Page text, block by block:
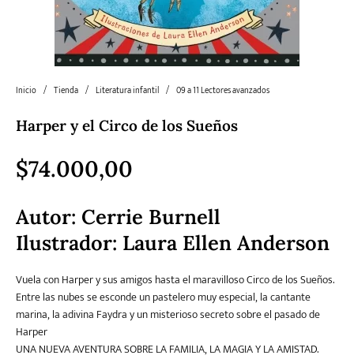
Literatura juvenil
Literatura
universal y Clásicos
Pedagogía
Teatro
Inicio / Tienda / Literatura infantil / 09 a 11 Lectores avanzados
Harper y el Circo de los Sueños
$74.000,00
Autor: Cerrie Burnell
Ilustrador: Laura Ellen Anderson
Vuela con Harper y sus amigos hasta el maravilloso Circo de los Sueños.
Entre las nubes se esconde un pastelero muy especial, la cantante
marina, la adivina Faydra y un misterioso secreto sobre el pasado de
Harper
UNA NUEVA AVENTURA SOBRE LA FAMILIA, LA MAGIA Y LA AMISTAD.